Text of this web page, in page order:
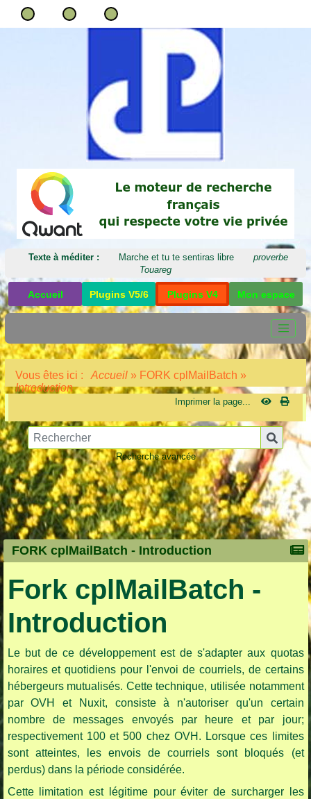
Texte à méditer : Marche et tu te sentiras libre
proverbe
Touareg
Accueil Plugins V5/6 Plugins V4 Mon espace
Vous êtes ici : Accueil » FORK cplMailBatch »
Introduction
Imprimer la page...
Recherche avancée
FORK cplMailBatch - Introduction
Fork cplMailBatch -
Introduction
Le but de ce développement est de s'adapter aux quotas
horaires et quotidiens pour l'envoi de courriels, de certains
hébergeurs mutualisés. Cette technique, utilisée notamment
par OVH et Nuxit, consiste à n'autoriser qu'un certain
nombre de messages envoyés par heure et par jour;
respectivement 100 et 500 chez OVH. Lorsque ces limites
sont atteintes, les envois de courriels sont bloqués (et
perdus) dans la période considérée.
Cette limitation est légitime pour éviter de surcharger les